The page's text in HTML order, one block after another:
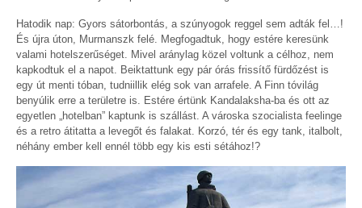
Hatodik nap: Gyors sátorbontás, a szúnyogok reggel sem adták fel…!
És újra úton, Murmanszk felé. Megfogadtuk, hogy estére keresünk
valami hotelszerűséget. Mivel aránylag közel voltunk a célhoz, nem
kapkodtuk el a napot. Beiktattunk egy pár órás frissítő fürdőzést is
egy út menti tóban, tudniillik elég sok van arrafele. A Finn tóvilág
benyúlik erre a területre is. Estére értünk Kandalaksha-ba és ott az
egyetlen „hotelban” kaptunk is szállást. A városka szocialista feelinge
és a retro átitatta a levegőt és falakat. Korzó, tér és egy tank, italbolt,
néhány ember kell ennél több egy kis esti sétához!?